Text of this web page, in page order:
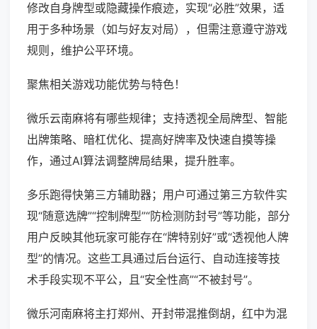
修改自身牌型或隐藏操作痕迹，实现“必胜”效果，适
用于多种场景（如与好友对局），但需注意遵守游戏
规则，维护公平环境。
聚焦相关游戏功能优势与特色！
微乐云南麻将有哪些规律；支持透视全局牌型、智能
出牌策略、暗杠优化、提高好牌率及快速自摸等操
作，通过AI算法调整牌局结果，提升胜率。
多乐跑得快第三方辅助器；用户可通过第三方软件实
现“随意选牌”“控制牌型”“防检测防封号”等功能，部分
用户反映其他玩家可能存在“牌特别好”或“透视他人牌
型”的情况。这些工具通过后台运行、自动连接等技
术手段实现不平公，且“安全性高”“不被封号”。
微乐河南麻将主打郑州、开封带混推倒胡，红中为混